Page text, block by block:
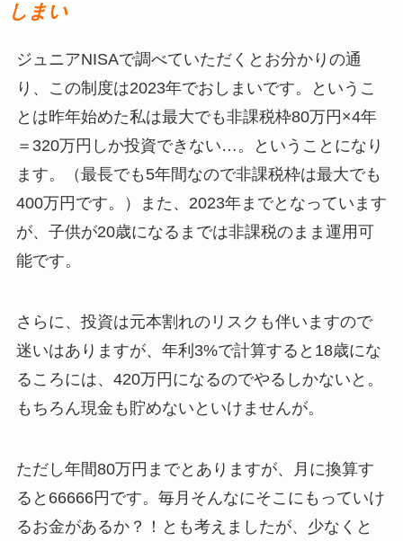
しまい
ジュニアNISAで調べていただくとお分かりの通
り、この制度は2023年でおしまいです。というこ
とは昨年始めた私は最大でも非課税枠80万円×4年
＝320万円しか投資できない…。ということになり
ます。（最長でも5年間なので非課税枠は最大でも
400万円です。）また、2023年までとなっています
が、子供が20歳になるまでは非課税のまま運用可
能です。
さらに、投資は元本割れのリスクも伴いますので
迷いはありますが、年利3%で計算すると18歳にな
るころには、420万円になるのでやるしかないと。
もちろん現金も貯めないといけませんが。
ただし年間80万円までとありますが、月に換算す
ると66666円です。毎月そんなにそこにもっていけ
るお金があるか？！とも考えましたが、少なくと